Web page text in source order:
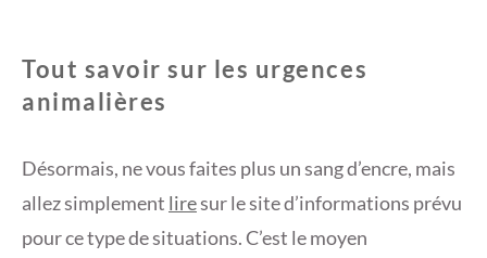
Tout savoir sur les urgences
animalières
Désormais, ne vous faites plus un sang d’encre, mais
allez simplement liresur le site d’informations prévu
pour ce type de situations. C’est le moyen